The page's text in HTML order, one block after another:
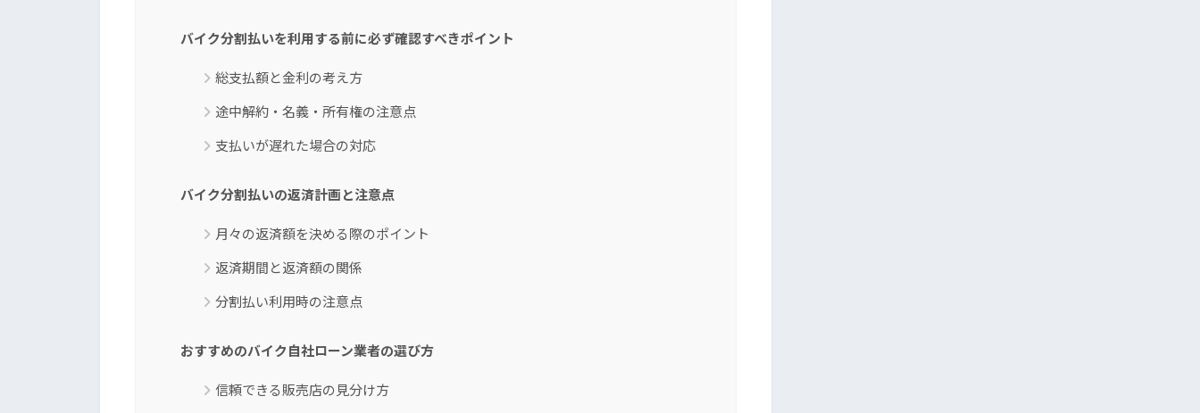
バイク分割払いを利用する前に必ず確認すべきポイント
総支払額と金利の考え方
途中解約・名義・所有権の注意点
支払いが遅れた場合の対応
バイク分割払いの返済計画と注意点
月々の返済額を決める際のポイント
返済期間と返済額の関係
分割払い利用時の注意点
おすすめのバイク自社ローン業者の選び方
信頼できる販売店の見分け方